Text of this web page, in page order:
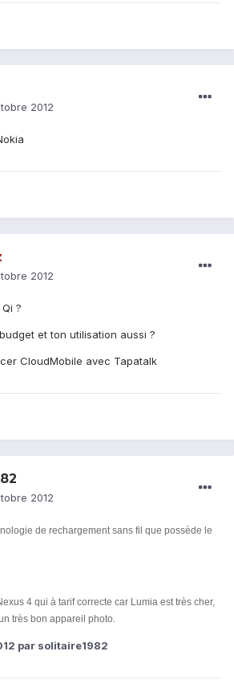
2012
2012
?
et ton utilisation aussi ?
CloudMobile avec Tapatalk
2012
de rechargement sans fil que possède le
4 qui à tarif correcte car Lumia est très cher,
très bon appareil photo.
par solitaire1982